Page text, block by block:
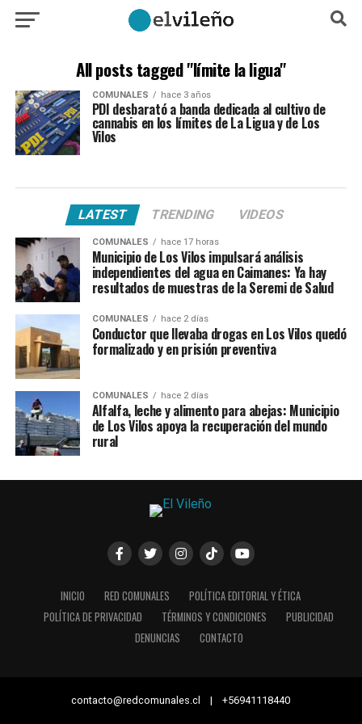
All posts tagged "límite la ligua"
COMUNALES hace 3 años
PDI desbarató a banda dedicada al cultivo de
cannabis en los límites de La Ligua y de Los
Vilos
LATEST TRENDING VIDEOS
COMUNALES hace 17 horas
Municipio de Los Vilos impulsará análisis
independientes del agua en Caimanes: Ya hay
resultados de muestras de la Seremi de Salud
COMUNALES hace 2 días
Conductor que llevaba drogas en Los Vilos quedó
formalizado y en prisión preventiva
COMUNALES hace 2 días
Alfalfa, leche y alimento para abejas: Municipio
de Los Vilos apoya la recuperación del mundo
rural
INICIO RED COMUNALES
POLÍTICA EDITORIAL Y ÉTICA
POLÍTICA DE PRIVACIDAD
TÉRMINOS Y CONDICIONES
PUBLICIDAD
DENUNCIAS
CONTACTO
contacto@redcomunales.cl | +56941118440